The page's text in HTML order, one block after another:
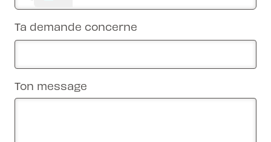
Ta demande concerne
Ton message